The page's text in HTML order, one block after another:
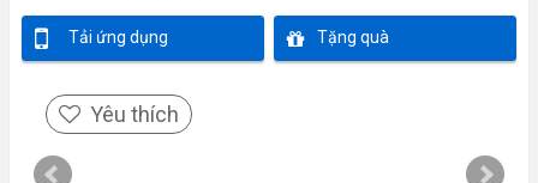
Tải ứng dụng Tặng quà
Yêu thích